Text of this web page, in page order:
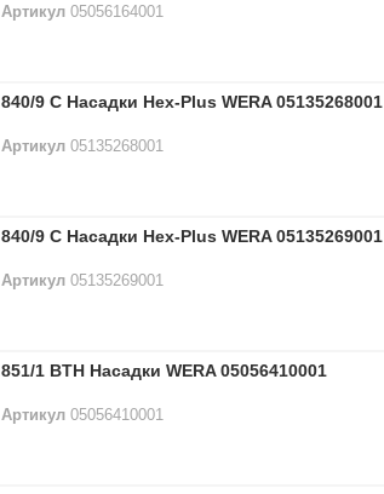
Артикул 05056164001
840/9 C Насадки Hex-Plus WERA 05135268001
Артикул 05135268001
840/9 C Насадки Hex-Plus WERA 05135269001
Артикул 05135269001
851/1 BTH Насадки WERA 05056410001
Артикул 05056410001